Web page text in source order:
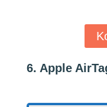
6. Apple